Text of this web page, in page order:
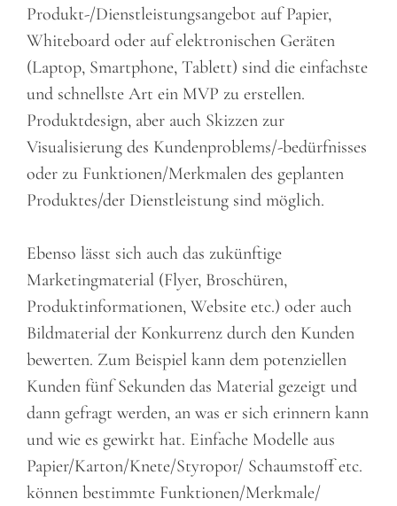
Produkt-/Dienstleistungsangebot auf Papier,
Whiteboard oder auf elektronischen Geräten
(Laptop, Smartphone, Tablett) sind die einfachste
und schnellste Art ein MVP zu erstellen.
Produktdesign, aber auch Skizzen zur
Visualisierung des Kundenproblems/-bedürfnisses
oder zu Funktionen/Merkmalen des geplanten
Produktes/der Dienstleistung sind möglich.
Ebenso lässt sich auch das zukünftige
Marketingmaterial (Flyer, Broschüren,
Produktinformationen, Website etc.) oder auch
Bildmaterial der Konkurrenz durch den Kunden
bewerten. Zum Beispiel kann dem potenziellen
Kunden fünf Sekunden das Material gezeigt und
dann gefragt werden, an was er sich erinnern kann
und wie es gewirkt hat. Einfache Modelle aus
Papier/Karton/Knete/Styropor/ Schaumstoff etc.
können bestimmte Funktionen/Merkmale/